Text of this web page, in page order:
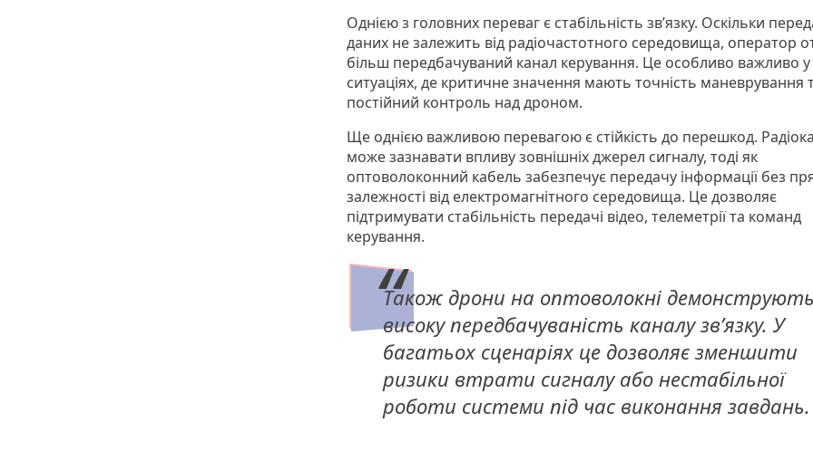
Однією з головних переваг є стабільність зв’язку. Оскільки
даних не залежить від радіочастотного середовища, оператор
більш передбачуваний канал керування. Це особливо важливо у
ситуаціях, де критичне значення мають точність маневрування
постійний контроль над дроном.
Ще однією важливою перевагою є стійкість до перешкод.
може зазнавати впливу зовнішніх джерел сигналу, тоді як
оптоволоконний кабель забезпечує передачу інформації без
залежності від електромагнітного середовища. Це дозволяє
підтримувати стабільність передачі відео, телеметрії та команд
керування.
Також дрони на оптоволокні демонструють
високу передбачуваність каналу зв’язку. У
багатьох сценаріях це дозволяє зменшити
ризики втрати сигналу або нестабільної
роботи системи під час виконання завдань.